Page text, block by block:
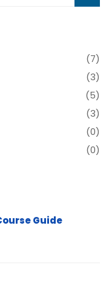
(7)
(3)
(5)
(3)
(0)
(0)
Guide